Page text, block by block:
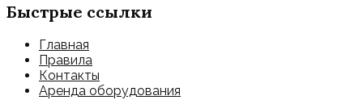
Быстрые ссылки
Главная
Правила
Контакты
Аренда оборудования